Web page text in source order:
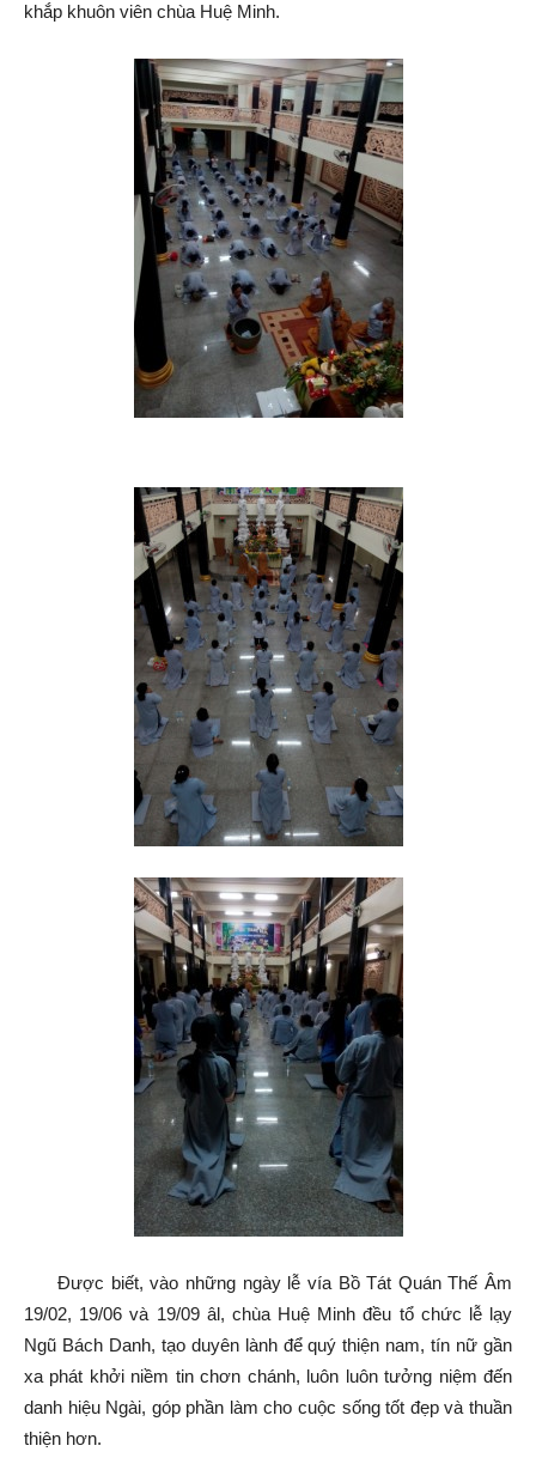
khắp khuôn viên chùa Huệ Minh.
Được biết, vào những ngày lễ vía Bồ Tát Quán Thế Âm
19/02, 19/06 và 19/09 âl, chùa Huệ Minh đều tổ chức lễ lạy
Ngũ Bách Danh, tạo duyên lành để quý thiện nam, tín nữ gần
xa phát khởi niềm tin chơn chánh, luôn luôn tưởng niệm đến
danh hiệu Ngài, góp phần làm cho cuộc sống tốt đẹp và thuần
thiện hơn.